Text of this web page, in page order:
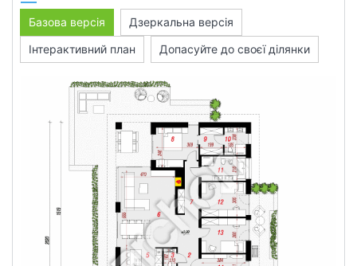
Базова версія
Дзеркальна версія
Інтерактивний план
Допасуйте до своєї ділянки